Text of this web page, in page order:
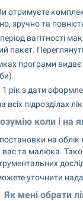
отримуєте
зручно та
вагітності
пакет.
програми
1 рік з дати
всіх підрозділах
коли і на
на облік
та малюка.
уточнити
Як мені обрати